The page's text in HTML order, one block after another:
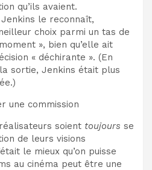
qu’ils avaient.
le reconnaît,
choix parmi un tas de
», bien qu’elle ait
« déchirante ». (En
sortie, Jenkins était plus
une commission
soient toujours se
de leurs visions
le mieux qu’on puisse
au cinéma peut être une